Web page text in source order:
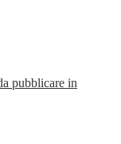
pubblicare in